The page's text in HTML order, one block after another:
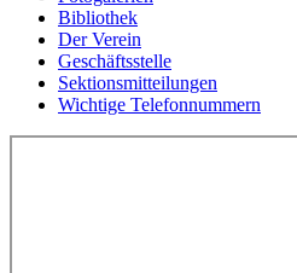
Bibliothek
Der Verein
Geschäftsstelle
Sektionsmitteilungen
Wichtige Telefonnummern